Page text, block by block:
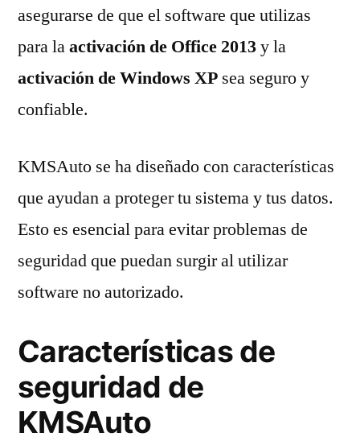
asegurarse de que el software que utilizas
para laactivación de Office 2013y la
activación de Windows XP sea seguro y
confiable.
KMSAuto se ha diseñado con características
que ayudan a proteger tu sistema y tus datos.
Esto es esencial para evitar problemas de
seguridad que puedan surgir al utilizar
software no autorizado.
Características de
seguridad de
KMSAuto